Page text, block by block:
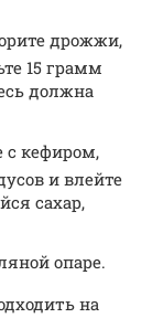
дрожжи,
15 грамм
должна
с кефиром,
и влейте
сахар,
опаре.
на